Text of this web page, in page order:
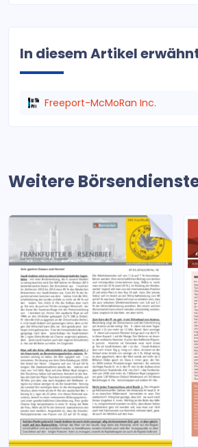
In diesem Artikel
Freeport-McMoRan Inc.
Weitere